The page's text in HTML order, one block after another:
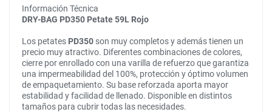
Información Técnica
DRY-BAG PD350 Petate 59L Rojo
Los petates PD350 son muy completos y además tienen un
precio muy atractivo. Diferentes combinaciones de colores,
cierre por enrollado con una varilla de refuerzo que garantiza
una impermeabilidad del 100%, protección y óptimo volumen
de empaquetamiento. Su base reforzada aporta mayor
estabilidad y facilidad de llenado. Disponible en distintos
tamaños para cubrir todas las necesidades.